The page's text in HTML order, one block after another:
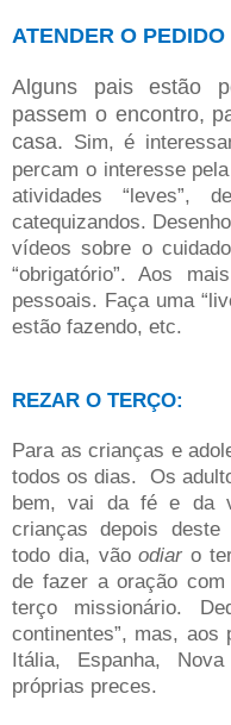
ATENDER O
Alguns pais estão
passem o encontro,
casa. Sim, é
percam o interesse
atividades “leves”,
catequizandos.
vídeos sobre o
“obrigatório”. Aos
pessoais. Faça uma
estão fazendo, etc.
REZAR O TERÇO:
Para as crianças e
todos os dias. Os
bem, vai da fé e da
crianças depois deste
todo dia, vãoodiar o
de fazer a oração
terço missionário.
continentes”, mas,
Itália, Espanha,
próprias preces.